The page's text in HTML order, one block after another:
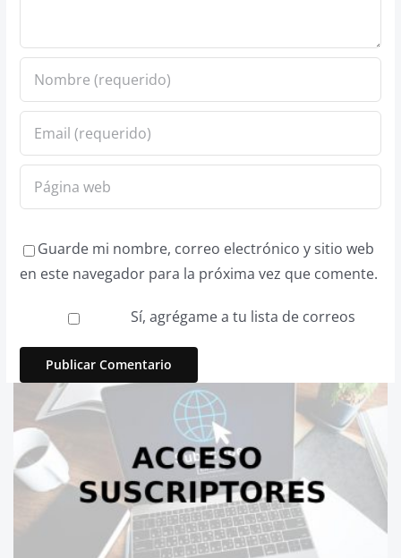
Guarde mi nombre, correo electrónico y sitio web
en este navegador para la próxima vez que comente.
Sí, agrégame a tu lista de correos